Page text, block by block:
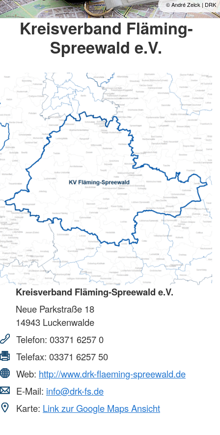
© André Zelck | DRK
Kreisverband Fläming-
Spreewald e.V.
Kreisverband Fläming-Spreewald e.V.
Neue Parkstraße 18
14943 Luckenwalde
Telefon: 03371 6257 0
Telefax: 03371 6257 50
Web: http://www.drk-flaeming-spreewald.de
E-Mail: info@drk-fs.de
Karte: Link zur Google Maps Ansicht